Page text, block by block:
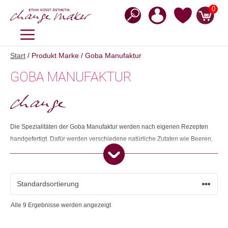
Inhalt
0
MENÜ
Start / Produkt Marke / Goba Manufaktur
GOBA MANUFAKTUR
Die Spezialitäten der Goba Manufaktur werden nach eigenen Rezepten
handgefertigt. Dafür werden verschiedene natürliche Zutaten wie Beeren,
Kräuter und Blüten verwendet. Mit dem selbst gegründeten Goba Fonds
werden die Pojekte "NUKIA", "WASH in Schools", "Sauberes Wasser für
das Volk" und "Freunde Kenias und seiner Menschen" mitgetragen.
Alle 9 Ergebnisse werden angezeigt